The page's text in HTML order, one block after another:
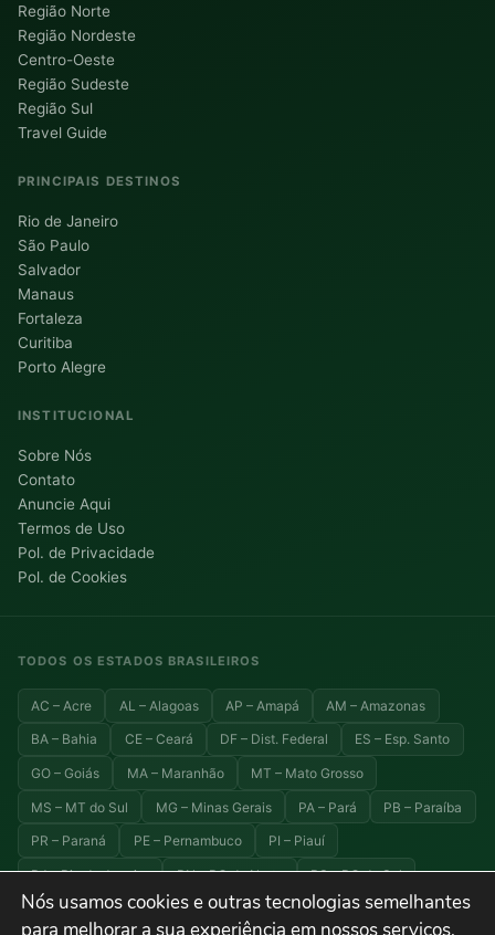
Nós usamos cookies e outras tecnologias semelhantes
Região Norte
Região Nordeste
Centro-Oeste
Região Sudeste
Região Sul
Travel Guide
PRINCIPAIS DESTINOS
Rio de Janeiro
São Paulo
Salvador
Manaus
Fortaleza
Curitiba
Porto Alegre
INSTITUCIONAL
Sobre Nós
Contato
Anuncie Aqui
Termos de Uso
Pol. de Privacidade
Pol. de Cookies
TODOS OS ESTADOS BRASILEIROS
AC – Acre AL – Alagoas AP – Amapá AM – Amazonas
BA – Bahia CE – Ceará DF – Dist. Federal ES – Esp. Santo
GO – Goiás MA – Maranhão MT – Mato Grosso
MS – MT do Sul MG – Minas Gerais PA – Pará PB – Paraíba
PR – Paraná PE – Pernambuco PI – Piauí
RJ – Rio de Janeiro RN – RG do Norte RS – RG do Sul
RO – Rondônia RR – Roraima SC – Santa Catarina